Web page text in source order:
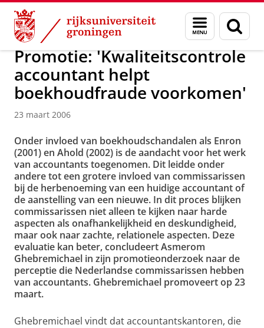
Skip
Content
Skip
Navigation
Menu
en
zoeken
Over ons Actueel Nieuws Nieuwsberichten
Promotie: 'Kwaliteitscontrole
accountant helpt
boekhoudfraude voorkomen'
23 maart 2006
Onder invloed van boekhoudschandalen als Enron
(2001) en Ahold (2002) is de aandacht voor het werk
van accountants toegenomen. Dit leidde onder
andere tot een grotere invloed van commissarissen
bij de herbenoeming van een huidige accountant of
de aanstelling van een nieuwe. In dit proces blijken
commissarissen niet alleen te kijken naar harde
aspecten als onafhankelijkheid en deskundigheid,
maar ook naar zachte, relationele aspecten. Deze
evaluatie kan beter, concludeert Asmerom
Ghebremichael in zijn promotieonderzoek naar de
perceptie die Nederlandse commissarissen hebben
van accountants. Ghebremichael promoveert op 23
maart.
Ghebremichael vindt dat accountantskantoren, die